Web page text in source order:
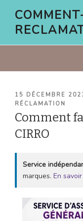
contenu
PUBLIÉ
LE
15 DÉCEMBRE
RÉCLAMATION
Comment
CIRRO
Service
marques. En